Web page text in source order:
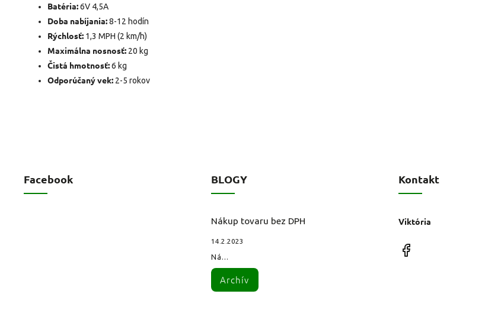
Batéria:6V 4,5A
Doba nabíjania:8-12 hodín
Rýchlosť: 1,3 MPH (2 km/h)
Maximálna nosnosť: 20 kg
Čistá hmotnosť:6 kg
Odporúčaný vek: 2-5 rokov
Facebook BLOGY
Nákup tovaru bez DPH
14.2.2023
Ná...
Archív
Kontakt
Viktória